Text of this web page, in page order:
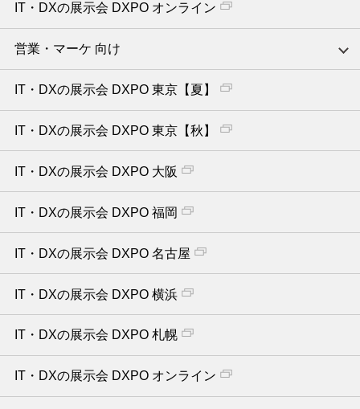
IT・DXの展示会 DXPO オンライン
営業・マーケ 向け
IT・DXの展示会 DXPO 東京【夏】
IT・DXの展示会 DXPO 東京【秋】
IT・DXの展示会 DXPO 大阪
IT・DXの展示会 DXPO 福岡
IT・DXの展示会 DXPO 名古屋
IT・DXの展示会 DXPO 横浜
IT・DXの展示会 DXPO 札幌
IT・DXの展示会 DXPO オンライン